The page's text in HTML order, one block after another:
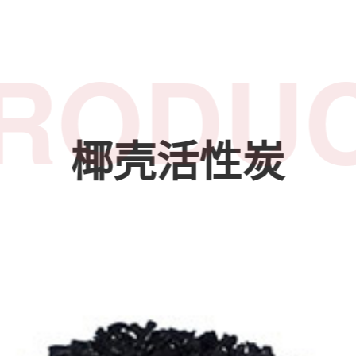
椰壳活性炭